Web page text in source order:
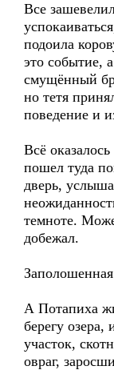
Все
подоила
это событие,
смущённый
но тетя
поведение и
Всё
пошел туда
дверь,
темноте.
добежал.
А Потапиха
берегу озера,
участок,
овраг,